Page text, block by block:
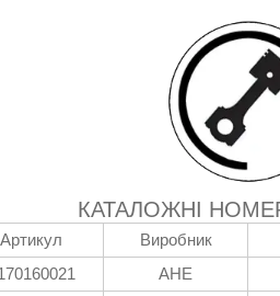
КАТАЛОЖНІ
Артикул Виробник
AHE